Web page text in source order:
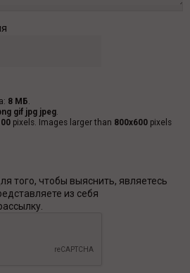
8 МБ
gif jpg jpeg
pixels. Images larger than 800x600 pixels
того, чтобы выяснить, являетесь
из себя